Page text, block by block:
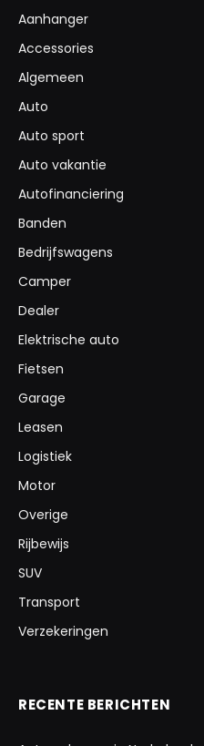
Aanhanger
Accessories
Algemeen
Auto
Auto sport
Auto vakantie
Autofinanciering
Banden
Bedrijfswagens
Camper
Dealer
Elektrische auto
Fietsen
Garage
Leasen
Logistiek
Motor
Overige
Rijbewijs
SUV
Transport
Verzekeringen
RECENTE BERICHTEN